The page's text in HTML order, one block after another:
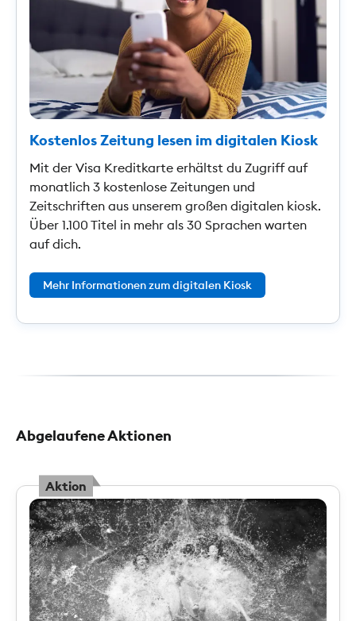
Kostenlos Zeitung lesen im digitalen Kiosk
Mit der Visa Kreditkarte erhältst du Zugriff auf
monatlich 3 kostenlose Zeitungen und
Zeitschriften aus unserem großen digitalen kiosk.
Über 1.100 Titel in mehr als 30 Sprachen warten
auf dich.
Mehr Informationen zum digitalen Kiosk
Abgelaufene Aktionen
Aktion